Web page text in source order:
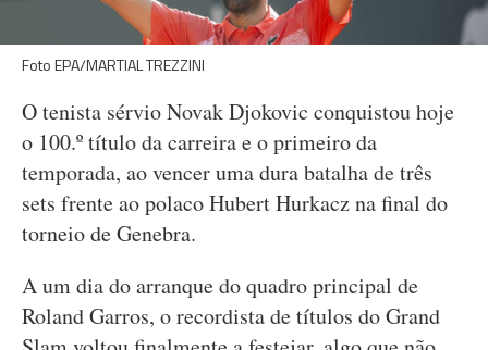
Foto EPA/MARTIAL TREZZINI
O tenista sérvio Novak Djokovic conquistou hoje
o 100.º título da carreira e o primeiro da
temporada, ao vencer uma dura batalha de três
sets frente ao polaco Hubert Hurkacz na final do
torneio de Genebra.
A um dia do arranque do quadro principal de
Roland Garros, o recordista de títulos do Grand